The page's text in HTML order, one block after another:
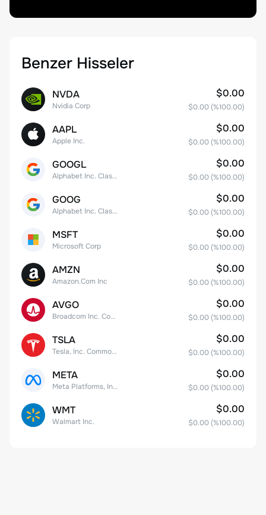
Benzer Hisseler
NVDA
Nvidia Corp
$0.00
$0.00 (%100.00)
AAPL
Apple Inc.
$0.00
$0.00 (%100.00)
GOOGL
Alphabet Inc. Class A Common Stock
$0.00
$0.00 (%100.00)
GOOG
Alphabet Inc. Class C Capital Stock
$0.00
$0.00 (%100.00)
MSFT
Microsoft Corp
$0.00
$0.00 (%100.00)
AMZN
Amazon.Com Inc
$0.00
$0.00 (%100.00)
AVGO
Broadcom Inc. Common Stock
$0.00
$0.00 (%100.00)
TSLA
Tesla, Inc. Common Stock
$0.00
$0.00 (%100.00)
META
Meta Platforms, Inc. Class A Common Stock
$0.00
$0.00 (%100.00)
WMT
Walmart Inc.
$0.00
$0.00 (%100.00)